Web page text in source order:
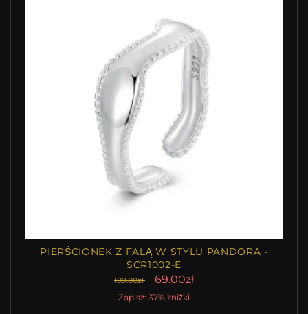
PIERŚCIONEK Z FALĄ W STYLU PANDORA -
SCR1002-E
109.00zł 69.00zł
Zapisz: 37% zniżki